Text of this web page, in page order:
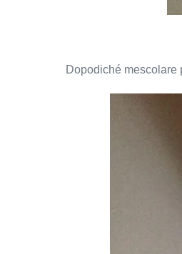
Dopodiché mescolare